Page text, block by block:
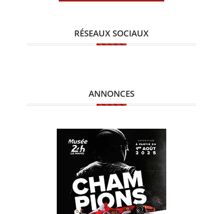
RÉSEAUX SOCIAUX
ANNONCES